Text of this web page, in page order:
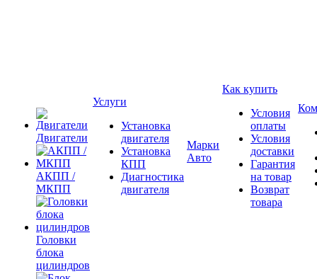
Двигатели
АКПП /
МКПП
Головки
блока
цилиндров
Услуги
Установка
двигателя
Установка
КПП
Диагностика
двигателя
Марки
Авто
Как купить
Условия
оплаты
Условия
доставки
Гарантия
на товар
Возврат
товара